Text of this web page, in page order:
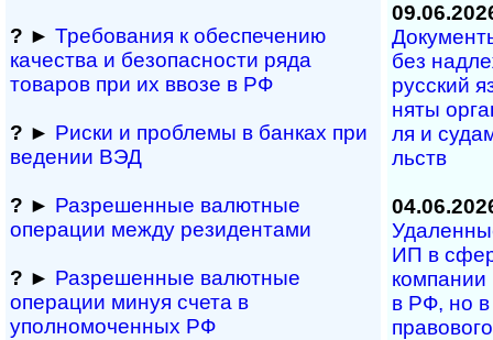
? ► Требования к обеспечению
качества и безопасности ряда
товаров при их ввозе в РФ
? ► Риски и проблемы в банках при
ведении ВЭД
? ► Разрешенные валютные
операции между резидентами
? ► Разрешенные валютные
операции минуя счета в
уполномоченных РФ
без
рус­ский
ня­ты
ля и
ль­ств
ИП в
в РФ, но в